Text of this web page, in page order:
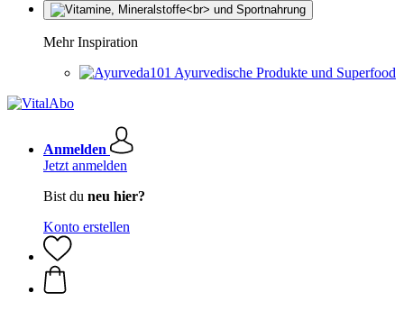
Mehr Inspiration
Ayurvedische Produkte und Superfood
Anmelden
Jetzt anmelden
Bist du neu hier?
Konto erstellen